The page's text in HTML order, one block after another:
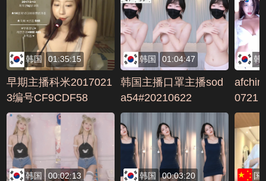
韩国 01:35:15
早期主播科米2017021
3编号CF9CDF58
韩国 01:04:47
韩国主播口罩主播sod
a54#20210622
韩
0721
韩国 00:02:13 韩国 00:03:20 国